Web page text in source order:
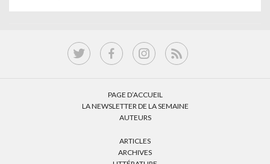
PAGE D’ACCUEIL
LA NEWSLETTER DE LA SEMAINE
AUTEURS
ARTICLES
ARCHIVES